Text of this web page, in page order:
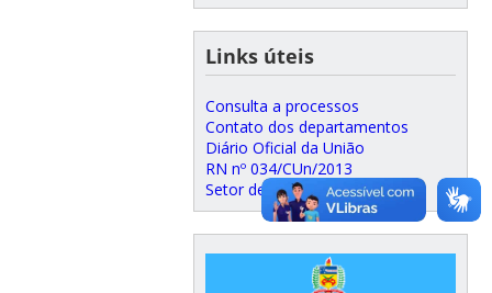
Links úteis
Consulta a processos
Contato dos departamentos
Diário Oficial da União
RN nº 034/CUn/2013
Setor de Admissão